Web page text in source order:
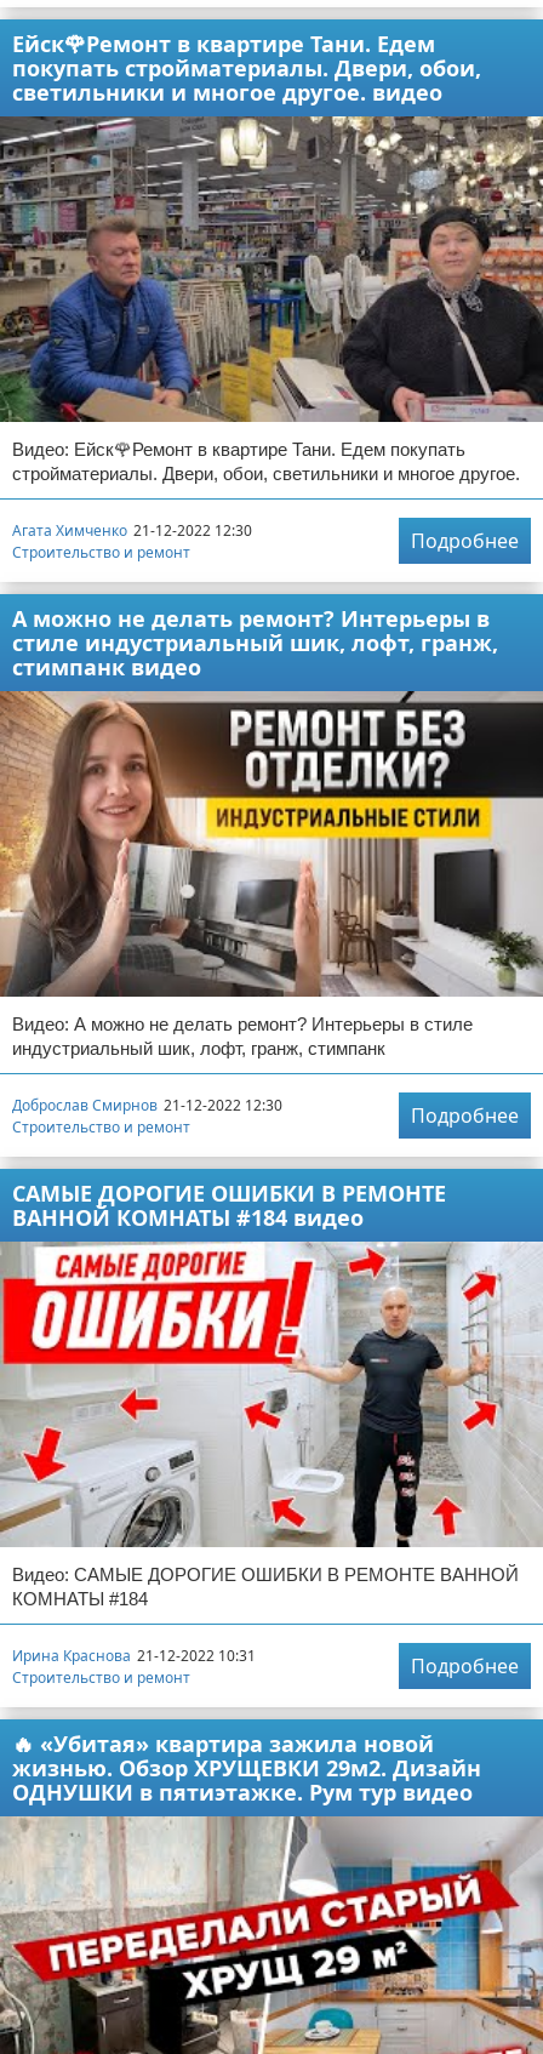
Ейск🌹Ремонт в квартире Тани. Едем
покупать стройматериалы. Двери, обои,
светильники и многое другое. видео
Видео: Ейск🌹Ремонт в квартире Тани. Едем покупать
стройматериалы. Двери, обои, светильники и многое другое.
Агата Химченко 21-12-2022 12:30
Строительство и ремонт
Подробнее
А можно не делать ремонт? Интерьеры в
стиле индустриальный шик, лофт, гранж,
стимпанк видео
Видео: А можно не делать ремонт? Интерьеры в стиле
индустриальный шик, лофт, гранж, стимпанк
Доброслав Смирнов 21-12-2022 12:30
Строительство и ремонт
Подробнее
САМЫЕ ДОРОГИЕ ОШИБКИ В РЕМОНТЕ
ВАННОЙ КОМНАТЫ #184 видео
Видео: САМЫЕ ДОРОГИЕ ОШИБКИ В РЕМОНТЕ ВАННОЙ
КОМНАТЫ #184
Ирина Краснова 21-12-2022 10:31
Строительство и ремонт
Подробнее
🔥 «Убитая» квартира зажила новой
жизнью. Обзор ХРУЩЕВКИ 29м2. Дизайн
ОДНУШКИ в пятиэтажке. Рум тур видео